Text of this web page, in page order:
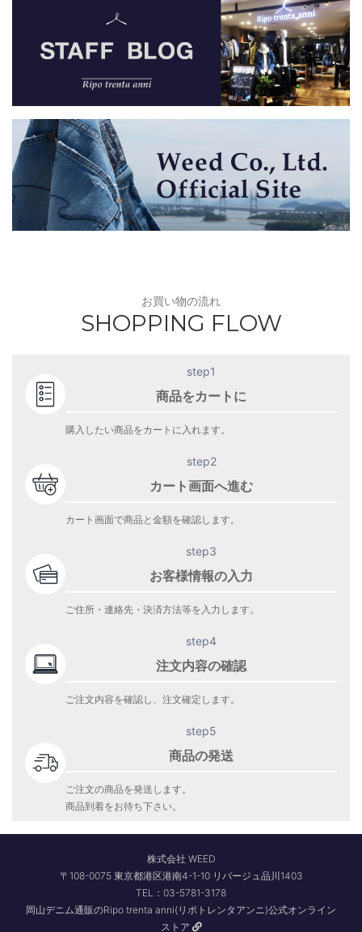
お買い物の流れ
SHOPPING FLOW
step1
商品をカートに
購入したい商品をカートに入れます。
step2
カート画面へ進む
カート画面で商品と金額を確認します。
step3
お客様情報の入力
ご住所・連絡先・決済方法等を入力します。
step4
注文内容の確認
ご注文内容を確認し、注文確定します。
step5
商品の発送
ご注文の商品を発送します。
商品到着をお待ち下さい。
株式会社 WEED
〒108-0075 東京都港区港南4-1-10 リバージュ品川1403
TEL：03-5781-3178
岡山デニム通販のRipo trenta anni(リポトレンタアンニ)公式オンライン
ストア